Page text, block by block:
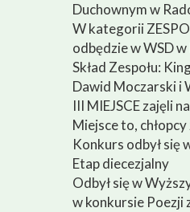
Duchownym w
W kategorii
odbędzie w WSD
Skład Zespołu:
Dawid Moczarski i
III MIEJSCE zajęli
Miejsce to,
Konkurs odbył się
Etap diecezjalny
Odbył się w
w konkursie Poezji